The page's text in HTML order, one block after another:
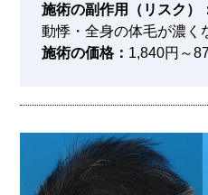
施術の副作用（リスク）
動悸・全身の体毛が濃く
施術の価格： 1,840円～